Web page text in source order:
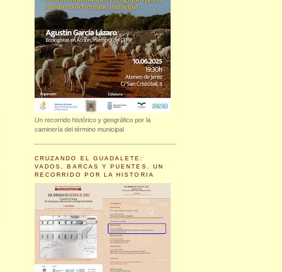
Un recorrido histórico y geográfico por la
caminería del término municipal
CRUZANDO EL GUADALETE:
VADOS, BARCAS Y PUENTES. UN
RECORRIDO POR LA HISTORIA